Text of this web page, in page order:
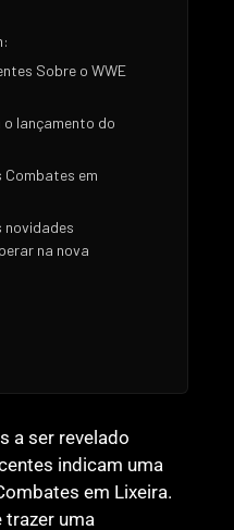
Sobre o WWE
o lançamento do
Combates em
novidades
na nova
a ser revelado
indicam uma
em Lixeira.
uma